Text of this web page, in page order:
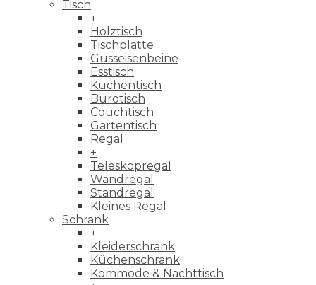
Tisch
+
Holztisch
Tischplatte
Gusseisenbeine
Esstisch
Küchentisch
Bürotisch
Couchtisch
Gartentisch
Regal
+
Teleskopregal
Wandregal
Standregal
Kleines Regal
Schrank
+
Kleiderschrank
Küchenschrank
Kommode & Nachttisch